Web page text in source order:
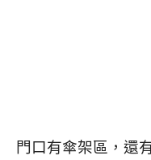
門口有傘架區，還